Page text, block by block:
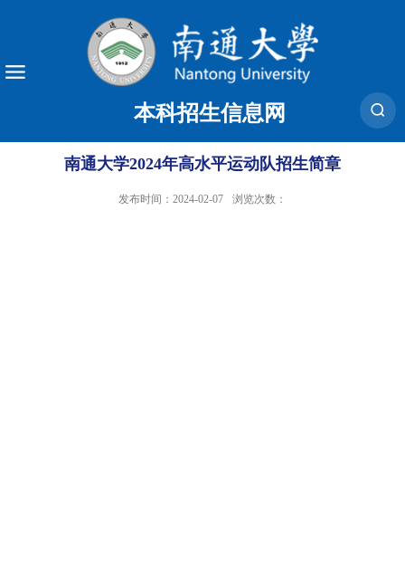
本科招生信息网
南通大学2024年高水平运动队招生简章
发布时间：2024-02-07 浏览次数：